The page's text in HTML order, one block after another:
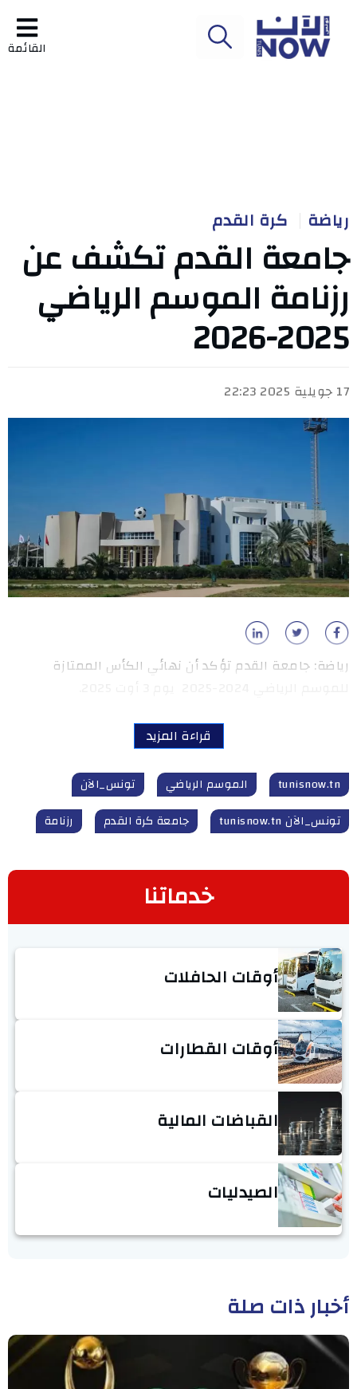
القائمة
رياضة كرة القدم
جامعة القدم تكشف عن
رزنامة الموسم الرياضي
2025-2026
17 جويلية 2025 22:23
رياضة: جامعة القدم تؤكد أن نهائي الكأس الممتازة
قراءة المزيد
tunisnow.tn الموسم الرياضي
تونس_الآن
تونس_الآن tunisnow.tn
جامعة كرة القدم رزنامة
خدماتنا
أوقات الحافلات
أوقات القطارات
القباضات المالية
الصيدليات
أخبار ذات صلة